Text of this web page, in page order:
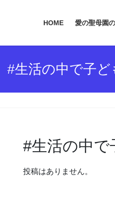
HOME 愛の聖母園
#生活の中で子
#生活の中で
投稿はありません。